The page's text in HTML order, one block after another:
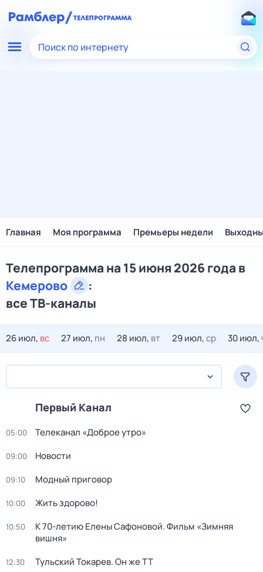
Поиск по интернету
Главная Моя программа Премьеры недели
Телепрограмма на 15 июня 2026 года в
Кемерово
:
все ТВ-каналы
26 июл, вс 27 июл, пн 28 июл, вт 29 июл,ср 30 июл,
Первый Канал
05:00 Телеканал «Доброе утро»
09:00 Новости
09:10 Модный приговор
10:00 Жить здорово!
10:50
К 70-летию Елены Сафоновой. Фильм «Зимняя
вишня»
12:30 Тульский Токарев. Он же ТТ